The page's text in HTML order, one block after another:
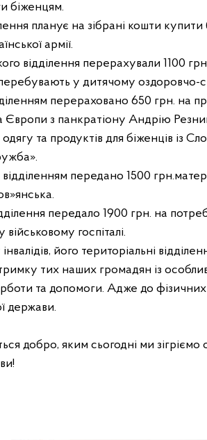
біженцям.
планує на зібрані кошти
армії.
відділення перерахували 1100
перебувають у дитячому
перераховано 650 грн. на
Європи з панкратіону Андрію
та продуктів для біженців із
передано 1500 грн.матері
передало 1900 грн. на
госпіталі.
його територіальні
тих наших громадян із
та допомоги. Адже до
держави.
добро, яким сьогодні ми